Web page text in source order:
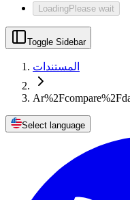
LoadingPlease wait
Toggle Sidebar
المستندات
Select language